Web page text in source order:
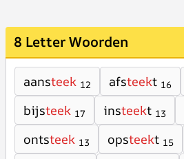
8 Letter Woorden
aansteek 12 afsteekt 16
bijsteek 17 insteekt 13
ontsteek 13 opsteekt 15